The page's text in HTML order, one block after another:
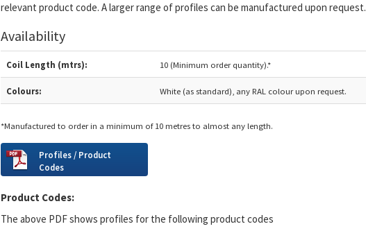
relevant product code. A larger range of profiles can be manufactured upon request.
Availability
Coil Length (mtrs): 10 (Minimum order quantity).*
Colours: White (as standard), any RAL colour upon request.
*Manufactured to order in a minimum of 10 metres to almost any length.
Profiles / Product
Codes
Product Codes:
The above PDF shows profiles for the following product codes